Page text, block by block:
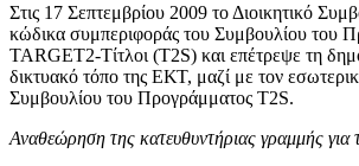
Στις 17 Σεπτεμβρίου 2009 το Διοικητικό
κώδικα συμπεριφοράς του Συμβουλίου του
TARGET2-Τίτλοι (T2S) και επέτρεψε τη
δικτυακό τόπο της ΕΚΤ, μαζί με τον
Συμβουλίου του Προγράμματος T2S.
Αναθεώρηση της κατευθυντήριας γραμμής